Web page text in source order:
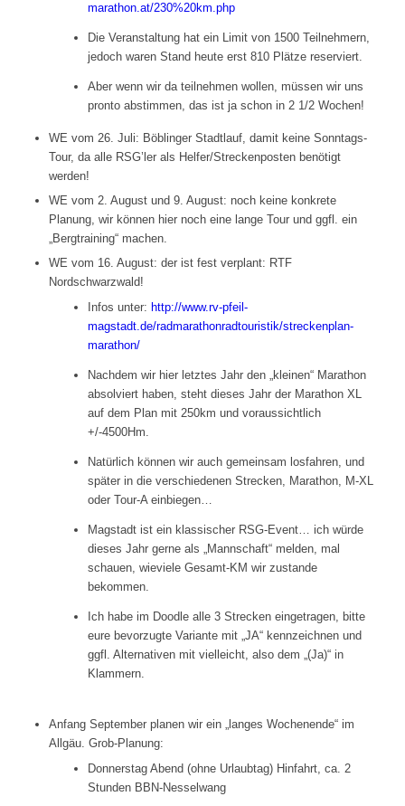
marathon.at/230%20km.php
Die Veranstaltung hat ein Limit von 1500 Teilnehmern,
jedoch waren Stand heute erst 810 Plätze reserviert.
Aber wenn wir da teilnehmen wollen, müssen wir uns
pronto abstimmen, das ist ja schon in 2 1/2 Wochen!
WE vom 26. Juli: Böblinger Stadtlauf, damit keine Sonntags-
Tour, da alle RSG’ler als Helfer/Streckenposten benötigt
werden!
WE vom 2. August und 9. August: noch keine konkrete
Planung, wir können hier noch eine lange Tour und ggfl. ein
„Bergtraining“ machen.
WE vom 16. August: der ist fest verplant: RTF
Nordschwarzwald!
Infos unter: http://www.rv-pfeil-
magstadt.de/radmarathonradtouristik/streckenplan-
marathon/
Nachdem wir hier letztes Jahr den „kleinen“ Marathon
absolviert haben, steht dieses Jahr der Marathon XL
auf dem Plan mit 250km und voraussichtlich
+/-4500Hm.
Natürlich können wir auch gemeinsam losfahren, und
später in die verschiedenen Strecken, Marathon, M-XL
oder Tour-A einbiegen…
Magstadt ist ein klassischer RSG-Event… ich würde
dieses Jahr gerne als „Mannschaft“ melden, mal
schauen, wieviele Gesamt-KM wir zustande
bekommen.
Ich habe im Doodle alle 3 Strecken eingetragen, bitte
eure bevorzugte Variante mit „JA“ kennzeichnen und
ggfl. Alternativen mit vielleicht, also dem „(Ja)“ in
Klammern.
Anfang September planen wir ein „langes Wochenende“ im
Allgäu. Grob-Planung:
Donnerstag Abend (ohne Urlaubtag) Hinfahrt, ca. 2
Stunden BBN-Nesselwang